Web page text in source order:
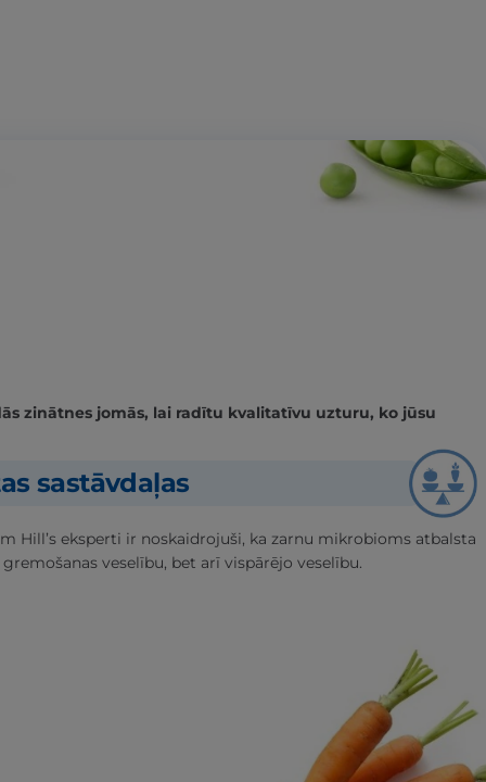
zinātnes jomās, lai radītu kvalitatīvu uzturu, ko jūsu
sastāvdaļas
Hill’s eksperti ir noskaidrojuši, ka zarnu mikrobioms atbalsta
veselību, bet arī vispārējo veselību.